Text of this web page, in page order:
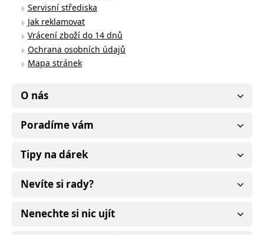
Servisní střediska
Jak reklamovat
Vrácení zboží do 14 dnů
Ochrana osobních údajů
Mapa stránek
O nás
Poradíme vám
Tipy na dárek
Nevíte si rady?
Nenechte si nic ujít